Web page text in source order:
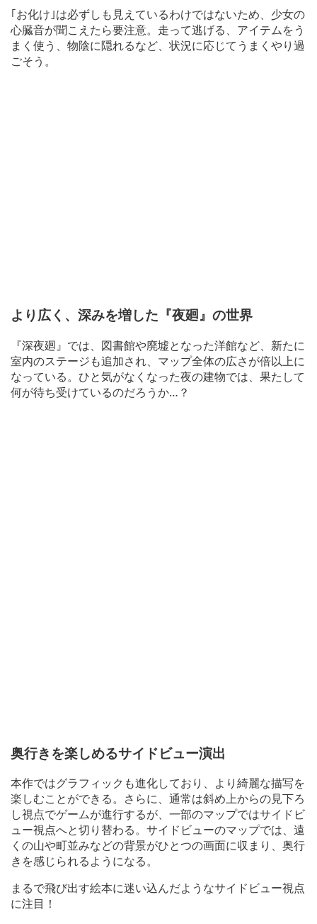
｢お化け｣は必ずしも見えているわけではないため、少女の
心臓音が聞こえたら要注意。走って逃げる、アイテムをう
まく使う、物陰に隠れるなど、状況に応じてうまくやり過
ごそう。
より広く、深みを増した『夜廻』の世界
『深夜廻』では、図書館や廃墟となった洋館など、新たに
室内のステージも追加され、マップ全体の広さが倍以上に
なっている。ひと気がなくなった夜の建物では、果たして
何が待ち受けているのだろうか…？
奥行きを楽しめるサイドビュー演出
本作ではグラフィックも進化しており、より綺麗な描写を
楽しむことができる。さらに、通常は斜め上からの見下ろ
し視点でゲームが進行するが、一部のマップではサイドビ
ュー視点へと切り替わる。サイドビューのマップでは、遠
くの山や町並みなどの背景がひとつの画面に収まり、奥行
きを感じられるようになる。
まるで飛び出す絵本に迷い込んだようなサイドビュー視点
に注目！